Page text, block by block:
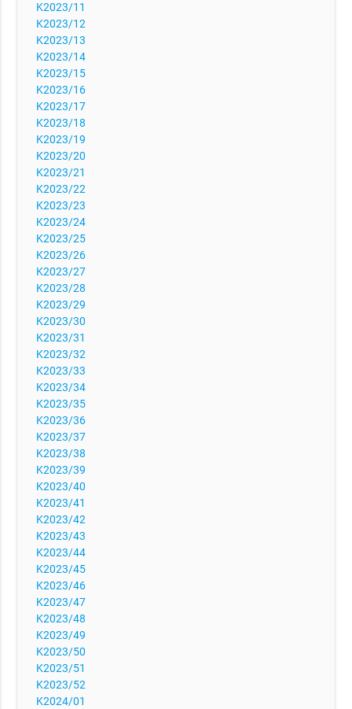
K2023/11
K2023/12
K2023/13
K2023/14
K2023/15
K2023/16
K2023/17
K2023/18
K2023/19
K2023/20
K2023/21
K2023/22
K2023/23
K2023/24
K2023/25
K2023/26
K2023/27
K2023/28
K2023/29
K2023/30
K2023/31
K2023/32
K2023/33
K2023/34
K2023/35
K2023/36
K2023/37
K2023/38
K2023/39
K2023/40
K2023/41
K2023/42
K2023/43
K2023/44
K2023/45
K2023/46
K2023/47
K2023/48
K2023/49
K2023/50
K2023/51
K2023/52
K2024/01